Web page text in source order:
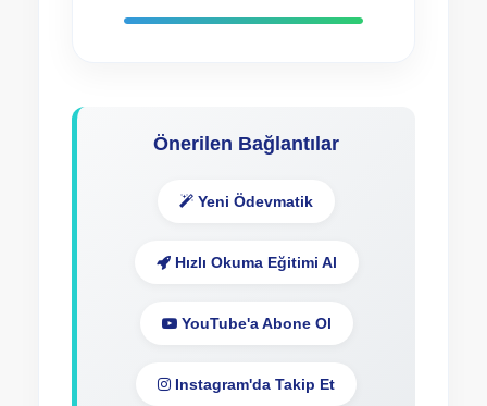
197.68 Kb 82 kez indirildi
Önerilen Bağlantılar
Yeni Ödevmatik
Hızlı Okuma Eğitimi Al
YouTube'a Abone Ol
Instagram'da Takip Et